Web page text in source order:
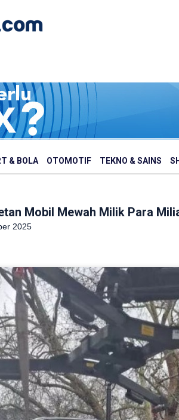
& BOLA OTOMOTIF TEKNO & SAINS
Mobil Mewah Milik Para
2025